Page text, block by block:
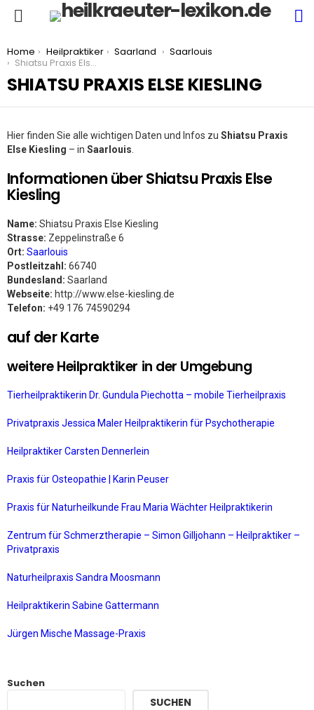
You are here:
Home Heilpraktiker Saarland
Saarlouis
Shiatsu Praxis Else Kiesling
SHIATSU PRAXIS ELSE KIESLING
Hier finden Sie alle wichtigen Daten und Infos zu Shiatsu Praxis
Else Kiesling – in Saarlouis
Informationen über Shiatsu Praxis Else
Kiesling
Name: Shiatsu Praxis Else Kiesling
Strasse: Zeppelinstraße 6
Ort: Saarlouis
Postleitzahl: 66740
Bundesland: Saarland
Webseite: http://www.else-kiesling.de
Telefon: +49 176 74590294
auf der Karte
weitere Heilpraktiker in der Umgebung
Tierheilpraktikerin Dr. Gundula Piechotta – mobile Tierheilpraxis
Privatpraxis Jessica Maler Heilpraktikerin für Psychotherapie
Heilpraktiker Carsten Dennerlein
Praxis für Osteopathie | Karin Peuser
Praxis für Naturheilkunde Frau Maria Wächter Heilpraktikerin
Zentrum für Schmerztherapie – Simon Gilljohann – Heilpraktiker –
Privatpraxis
Naturheilpraxis Sandra Moosmann
Heilpraktikerin Sabine Gattermann
Jürgen Mische Massage-Praxis
Suchen
SUCHEN